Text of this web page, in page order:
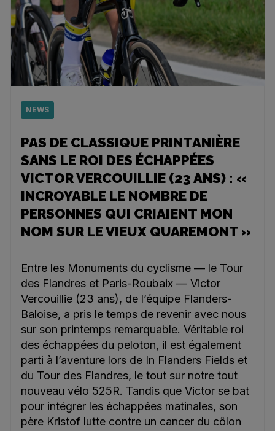
NEWS
PAS DE CLASSIQUE PRINTANIÈRE
SANS LE ROI DES ÉCHAPPÉES
VICTOR VERCOUILLIE (23 ANS) : «
INCROYABLE LE NOMBRE DE
PERSONNES QUI CRIAIENT MON
NOM SUR LE VIEUX QUAREMONT »
Entre les Monuments du cyclisme — le Tour
des Flandres et Paris-Roubaix — Victor
Vercouillie (23 ans), de l’équipe Flanders-
Baloise, a pris le temps de revenir avec nous
sur son printemps remarquable. Véritable roi
des échappées du peloton, il est également
parti à l’aventure lors de In Flanders Fields et
du Tour des Flandres, le tout sur notre tout
nouveau vélo 525R. Tandis que Victor se bat
pour intégrer les échappées matinales, son
père Kristof lutte contre un cancer du côlon